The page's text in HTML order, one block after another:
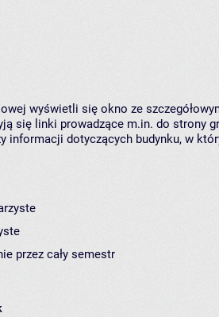
wyświetli się okno ze
się linki prowadzące m.in. do strony
informacji dotyczących budynku, w
przez cały semestr